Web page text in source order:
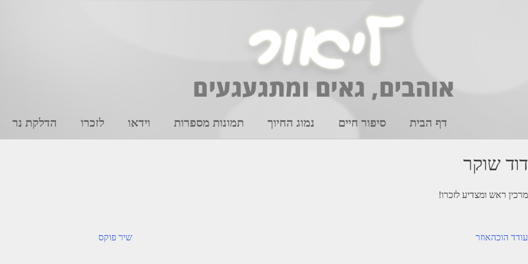
דף הבית סיפור חיים נמוג החיוך תמונות מספרות וידאו לזכרו הדלקת נר
דוד שוקר
מרכין ראש ומצדיע לזכרו!
ניווט שיר פוקס עודד הוכהאוזר